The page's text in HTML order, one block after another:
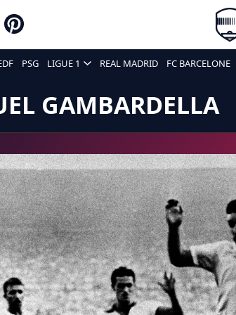
PSG LIGUE 1 REAL MADRID FC BARCELONE
GAMBARDELLA